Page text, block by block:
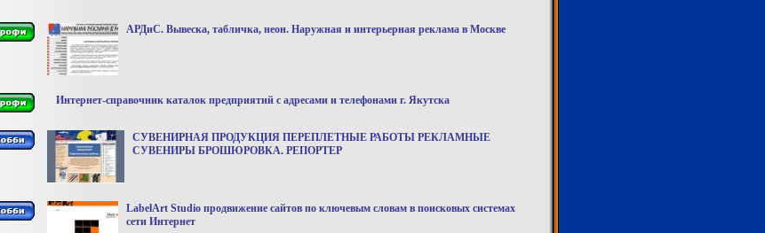
АРДиС. Вывеска, табличка, неон. Наружная и интерьерная реклама в Москве
Интернет-справочник каталок предприятий с адресами и телефонами г. Якутска
СУВЕНИРНАЯ ПРОДУКЦИЯ ПЕРЕПЛЕТНЫЕ РАБОТЫ РЕКЛАМНЫЕ
СУВЕНИРЫ БРОШЮРОВКА. РЕПОРТЕР
LabelArt Studio продвижение сайтов по ключевым словам в поисковых системах
сети Интернет